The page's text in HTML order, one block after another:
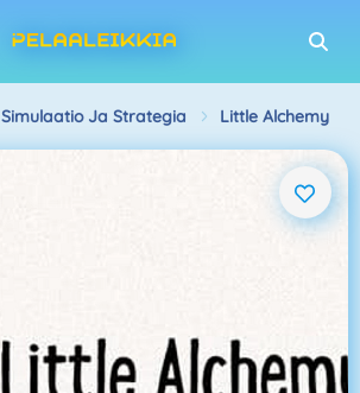
Simulaatio Ja Strategia Little Alchemy